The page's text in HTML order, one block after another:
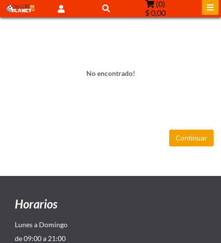
(0)
$ 0,00
No encontrado!
Continuar
Horarios
Lunes a Domingo
de 09:00 a 21:00